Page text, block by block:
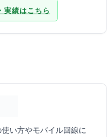
実績はこちら
い方やモバイル回線に